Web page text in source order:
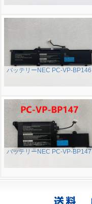
バッテリーNEC PC-VP-BP146
バッテリーNEC PC-VP-BP147